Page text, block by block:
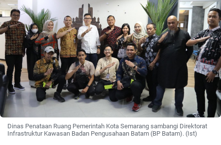
Dinas Penataan Ruang Pemerintah Kota Semarang sambangi Direktorat
Infrastruktur Kawasan Badan Pengusahaan Batam (BP Batam). (Ist)